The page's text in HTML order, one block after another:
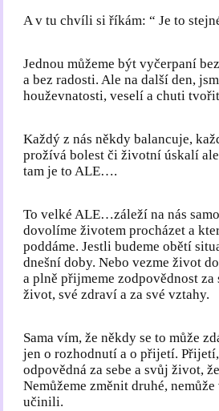
A v tu chvíli si říkám: “ Je to
Jednou můžeme být vyčerpaní
a bez radosti. Ale na další den,
houževnatosti, veselí a chuti
Každý z nás někdy balancuje,
prožívá bolest či životní úskalí
tam je to ALE….
To velké ALE…záleží na nás
dovolíme životem procházet a
poddáme. Jestli budeme obětí
dnešní doby. Nebo vezme život
a plně přijmeme zodpovědnost
život, své zdraví a za své vztahy.
Sama vím, že někdy se to může
jen o rozhodnutí a o přijetí.
odpovědná za sebe a svůj život,
Nemůžeme změnit druhé,
učinili.